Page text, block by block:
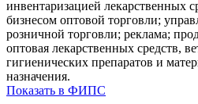
инвентаризацией лекарственных
бизнесом оптовой торговли;
розничной торговли; реклама;
оптовая лекарственных средств,
гигиенических препаратов и
назначения.
Показать в ФИПС